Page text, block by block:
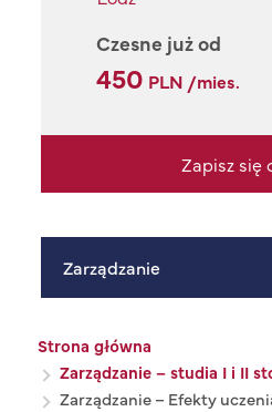
Czesne już od
450 PLN /mies.
Zapisz się
Zarządzanie
Ścieżka
Strona główna
Zarządzanie – studia I i II
Zarządzanie – Efekty